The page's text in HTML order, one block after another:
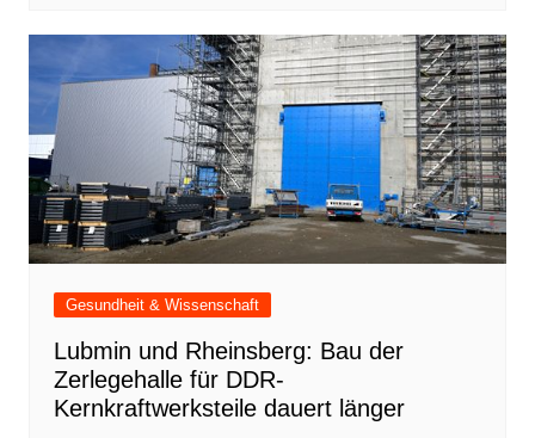
Gesundheit & Wissenschaft
Lubmin und Rheinsberg: Bau der
Zerlegehalle für DDR-
Kernkraftwerksteile dauert länger